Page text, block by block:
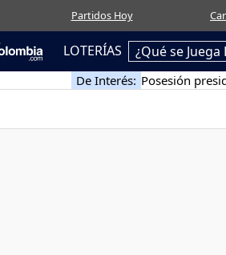
Partidos Hoy
LOTERÍAS ¿Qué se Juega
De Interés: Posesión